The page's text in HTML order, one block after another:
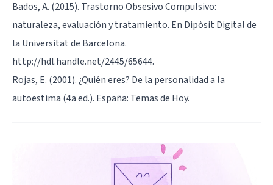
Bados, A. (2015). Trastorno Obsesivo Compulsivo:
naturaleza, evaluación y tratamiento. En Dipòsit Digital de
la Universitat de Barcelona.
http://hdl.handle.net/2445/65644.
Rojas, E. (2001). ¿Quién eres? De la personalidad a la
autoestima (4a ed.). España: Temas de Hoy.